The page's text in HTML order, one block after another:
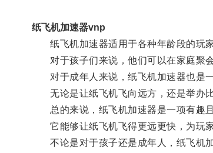
纸飞机加速器vnp
纸飞机加速器适用于各种年龄段的玩家
对于孩子们来说，他们可以在家庭聚会
对于成年人来说，纸飞机加速器也是一
无论是让纸飞机飞向远方，还是举办比
总的来说，纸飞机加速器是一项有趣且
它能够让纸飞机飞得更远更快，为玩家
不论是对于孩子还是成年人，纸飞机加